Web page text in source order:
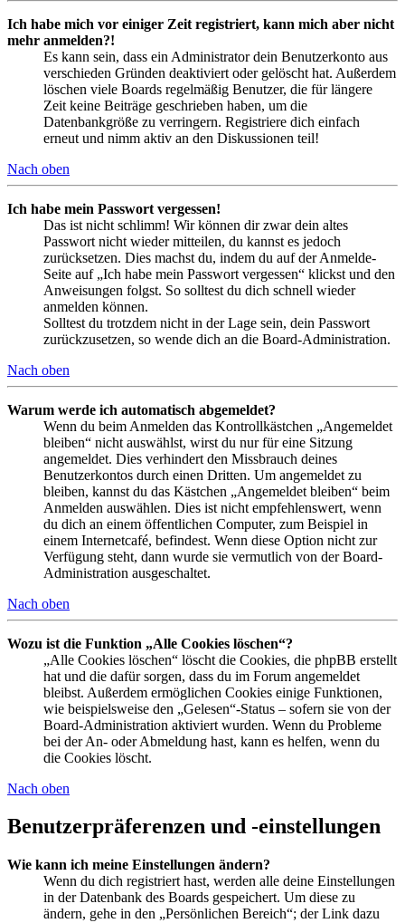
Ich habe mich vor einiger Zeit registriert, kann mich aber nicht
mehr anmelden?!
Es kann sein, dass ein Administrator dein Benutzerkonto aus
verschieden Gründen deaktiviert oder gelöscht hat. Außerdem
löschen viele Boards regelmäßig Benutzer, die für längere
Zeit keine Beiträge geschrieben haben, um die
Datenbankgröße zu verringern. Registriere dich einfach
erneut und nimm aktiv an den Diskussionen teil!
Nach oben
Ich habe mein Passwort vergessen!
Das ist nicht schlimm! Wir können dir zwar dein altes
Passwort nicht wieder mitteilen, du kannst es jedoch
zurücksetzen. Dies machst du, indem du auf der Anmelde-
Seite auf „Ich habe mein Passwort vergessen“ klickst und den
Anweisungen folgst. So solltest du dich schnell wieder
anmelden können.
Solltest du trotzdem nicht in der Lage sein, dein Passwort
zurückzusetzen, so wende dich an die Board-Administration.
Nach oben
Warum werde ich automatisch abgemeldet?
Wenn du beim Anmelden das Kontrollkästchen „Angemeldet
bleiben“ nicht auswählst, wirst du nur für eine Sitzung
angemeldet. Dies verhindert den Missbrauch deines
Benutzerkontos durch einen Dritten. Um angemeldet zu
bleiben, kannst du das Kästchen „Angemeldet bleiben“ beim
Anmelden auswählen. Dies ist nicht empfehlenswert, wenn
du dich an einem öffentlichen Computer, zum Beispiel in
einem Internetcafé, befindest. Wenn diese Option nicht zur
Verfügung steht, dann wurde sie vermutlich von der Board-
Administration ausgeschaltet.
Nach oben
Wozu ist die Funktion „Alle Cookies löschen“?
„Alle Cookies löschen“ löscht die Cookies, die phpBB erstellt
hat und die dafür sorgen, dass du im Forum angemeldet
bleibst. Außerdem ermöglichen Cookies einige Funktionen,
wie beispielsweise den „Gelesen“-Status – sofern sie von der
Board-Administration aktiviert wurden. Wenn du Probleme
bei der An- oder Abmeldung hast, kann es helfen, wenn du
die Cookies löscht.
Nach oben
Benutzerpräferenzen und -einstellungen
Wie kann ich meine Einstellungen ändern?
Wenn du dich registriert hast, werden alle deine Einstellungen
in der Datenbank des Boards gespeichert. Um diese zu
ändern, gehe in den „Persönlichen Bereich“; der Link dazu